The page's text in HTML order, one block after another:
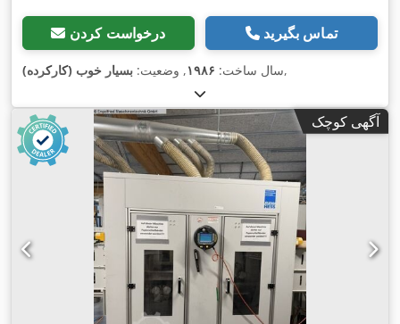
درخواست کردن تماس بگیرید
سال ساخت: ۱۹۸۶, وضعیت: بسیار خوب (کارکرده) ,
آگهی کوچک